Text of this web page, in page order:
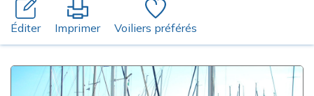
Éditer Imprimer Voiliers préférés